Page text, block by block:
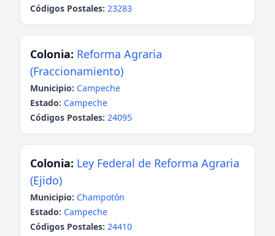
Códigos Postales: 23283
Colonia: Reforma Agraria
(Fraccionamiento)
Municipio: Campeche
Estado: Campeche
Códigos Postales: 24095
Colonia: Ley Federal de Reforma Agraria
(Ejido)
Municipio: Champotón
Estado: Campeche
Códigos Postales: 24410